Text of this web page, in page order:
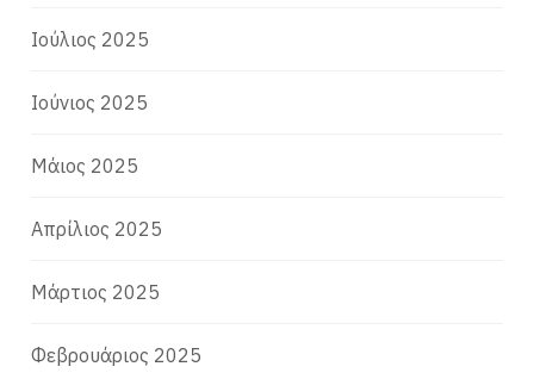
Ιούλιος 2025
Ιούνιος 2025
Μάιος 2025
Απρίλιος 2025
Μάρτιος 2025
Φεβρουάριος 2025